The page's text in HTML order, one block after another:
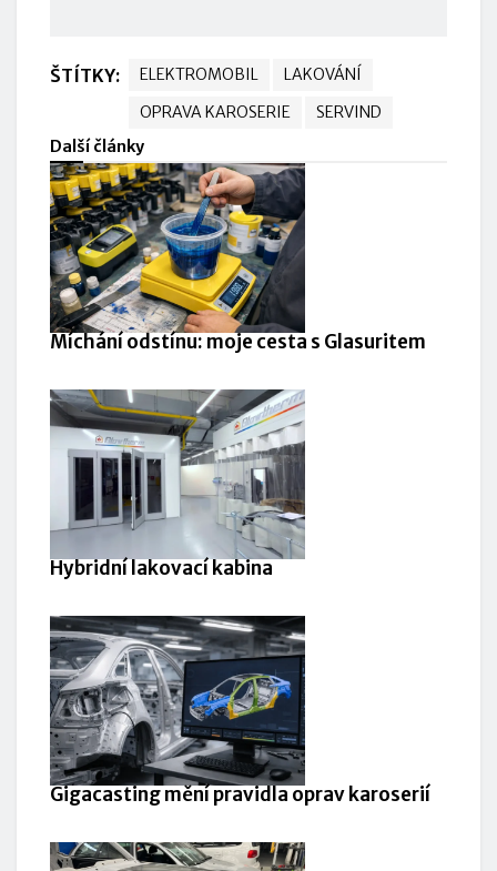
ŠTÍTKY: ELEKTROMOBIL
LAKOVÁNÍ
OPRAVA KAROSERIE
SERVIND
Další články
Míchání odstínu: moje cesta s Glasuritem
Hybridní lakovací kabina
Gigacasting mění pravidla oprav karoserií